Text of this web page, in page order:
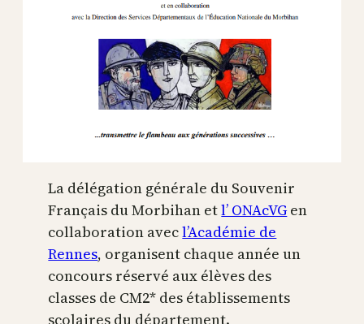
La délégation générale du Souvenir
Français du Morbihan etl’ ONAcVGen
collaboration avecl’Académie de
Rennes, organisent chaque année un
concours réservé aux élèves des
classes de CM2* des établissements
scolaires du département.